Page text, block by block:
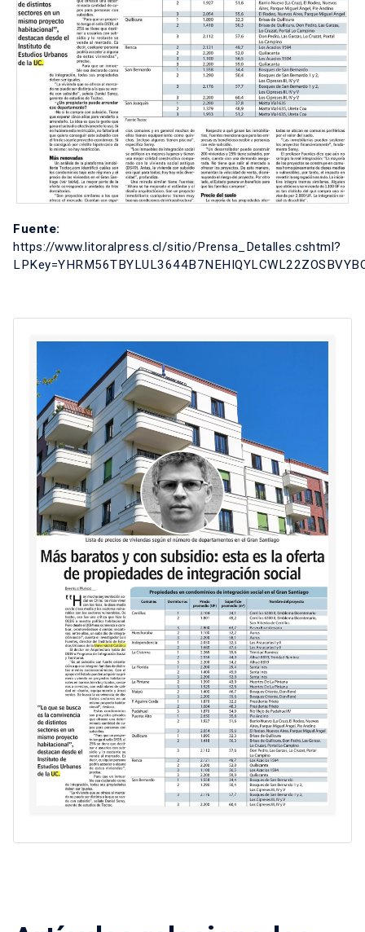
Fuente:
https://www.litoralpress.cl/sitio/Prensa_Detalles.cshtml?